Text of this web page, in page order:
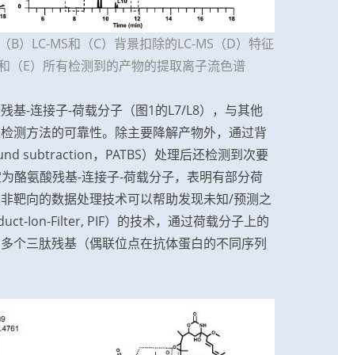
B）LC-MS和（C）背景扣除的LC-MS（D）特征
（E）所有检测到的产物的提取离子流色谱
基-连接子-荷载分子（图1的L7/L8），与其他
测方法的可靠性。除主要降解产物外，通过背
subtraction，PATBS）处理后还检测到次要
酪氨酸残基-连接子-荷载分子，表明有部分荷
靶向的数据处理技术可以帮助发现未知/预测之
Ion-Filter, PIF）的技术，通过荷载分子上的
个三肽残基（偶联位点在抗体蛋白的不同序列